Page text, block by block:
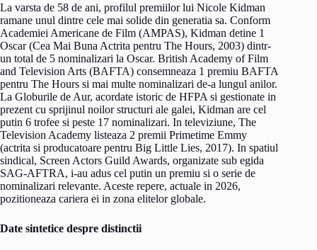
La varsta de 58 de ani, profilul premiilor lui Nicole Kidman
ramane unul dintre cele mai solide din generatia sa. Conform
Academiei Americane de Film (AMPAS), Kidman detine 1
Oscar (Cea Mai Buna Actrita pentru The Hours, 2003) dintr-
un total de 5 nominalizari la Oscar. British Academy of Film
and Television Arts (BAFTA) consemneaza 1 premiu BAFTA
pentru The Hours si mai multe nominalizari de-a lungul anilor.
La Globurile de Aur, acordate istoric de HFPA si gestionate in
prezent cu sprijinul noilor structuri ale galei, Kidman are cel
putin 6 trofee si peste 17 nominalizari. In televiziune, The
Television Academy listeaza 2 premii Primetime Emmy
(actrita si producatoare pentru Big Little Lies, 2017). In spatiul
sindical, Screen Actors Guild Awards, organizate sub egida
SAG-AFTRA, i-au adus cel putin un premiu si o serie de
nominalizari relevante. Aceste repere, actuale in 2026,
pozitioneaza cariera ei in zona elitelor globale.
Date sintetice despre distinctii